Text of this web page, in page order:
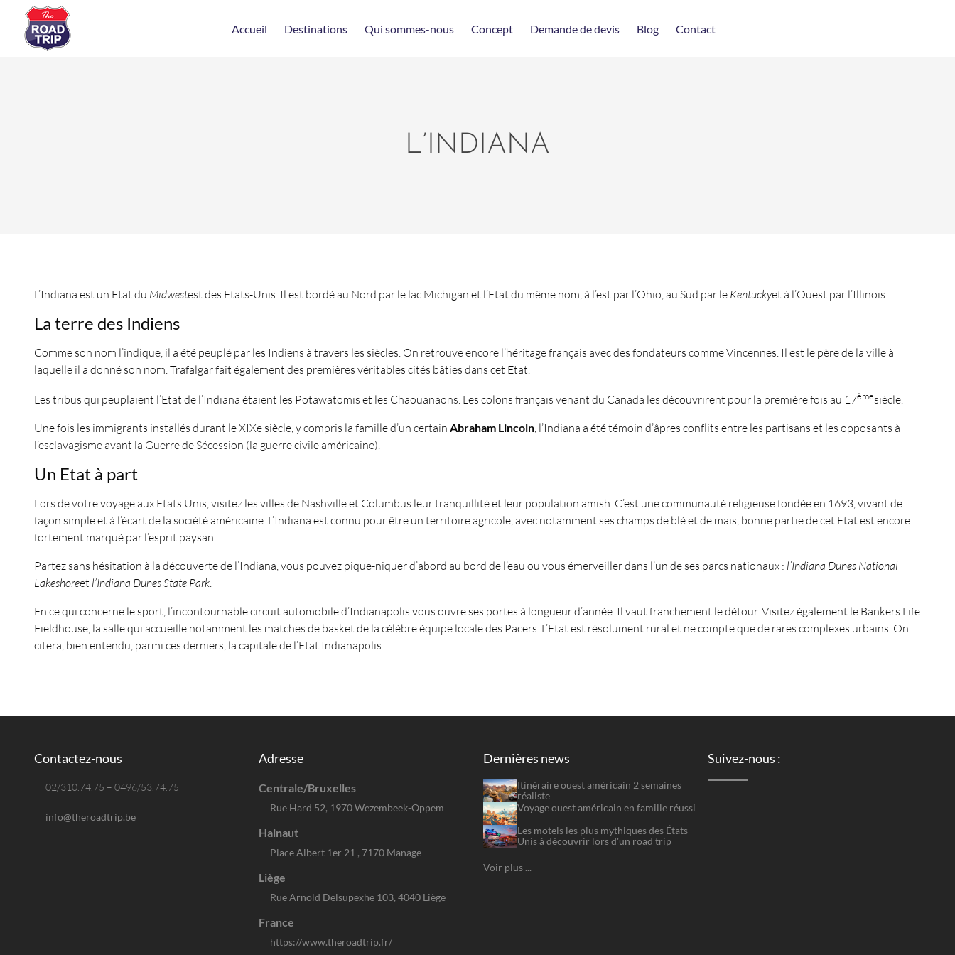
Accueil Destinations Qui sommes-nous Concept Demande de devis Blog Contact
L’INDIANA
L’Indiana est un Etat du Midwestest des Etats-Unis. Il est bordé au Nord par le lac Michigan et l’Etat du même nom, à l’est par l’Ohio, au Sud par le Kentuckyet à l’Ouest par l’Illinois.
La terre des Indiens
Comme son nom l’indique, il a été peuplé par les Indiens à travers les siècles. On retrouve encore l’héritage français avec des fondateurs comme Vincennes. Il est le père de la ville à
laquelle il a donné son nom. Trafalgar fait également des premières véritables cités bâties dans cet Etat.
Les tribus qui peuplaient l’Etat de l’Indiana étaient les Potawatomis et les Chaouanaons. Les colons français venant du Canada les découvrirent pour la première fois au 17èmesiècle.
Une fois les immigrants installés durant le XIXe siècle, y compris la famille d’un certain Abraham Lincoln, l’Indiana a été témoin d’âpres conflits entre les partisans et les opposants à
l’esclavagisme avant la Guerre de Sécession (la guerre civile américaine).
Un Etat à part
Lors de votre voyage aux Etats Unis, visitez les villes de Nashville et Columbus leur tranquillité et leur population amish. C’est une communauté religieuse fondée en 1693, vivant de
façon simple et à l’écart de la société américaine. L’Indiana est connu pour être un territoire agricole, avec notamment ses champs de blé et de maïs, bonne partie de cet Etat est encore
fortement marqué par l’esprit paysan.
Partez sans hésitation à la découverte de l’Indiana, vous pouvez pique-niquer d’abord au bord de l’eau ou vous émerveiller dans l’un de ses parcs nationaux : l’Indiana Dunes National
Lakeshoreet l’Indiana Dunes State Park.
En ce qui concerne le sport, l’incontournable circuit automobile d’Indianapolis vous ouvre ses portes à longueur d’année. Il vaut franchement le détour. Visitez également le Bankers Life
Fieldhouse, la salle qui accueille notamment les matches de basket de la célèbre équipe locale des Pacers. L’Etat est résolument rural et ne compte que de rares complexes urbains. On
citera, bien entendu, parmi ces derniers, la capitale de l’Etat Indianapolis.
Contactez-nous
02/310.74.75 – 0496/53.74.75
info@theroadtrip.be
Adresse
Centrale/Bruxelles
Rue Hard 52, 1970 Wezembeek-Oppem
Hainaut
Place Albert 1er 21 , 7170 Manage
Liège
Rue Arnold Delsupexhe 103, 4040 Liège
France
https://www.theroadtrip.fr/
Dernières news
Itinéraire ouest américain 2 semaines
réaliste
Voyage ouest américain en famille réussi
Les motels les plus mythiques des États-
Unis à découvrir lors d'un road trip
Voir plus ...
Suivez-nous :